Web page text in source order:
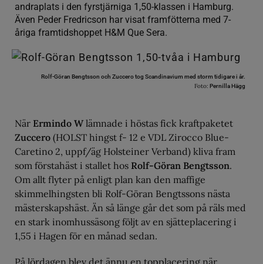
andraplats i den fyrstjärniga 1,50-klassen i Hamburg.
Även Peder Fredricson har visat framfötterna med 7-
åriga framtidshoppet H&M Que Sera.
Rolf-Göran Bengtsson och Zuccero tog Scandinavium med storm tidigare i år.
Foto: Pernilla Hägg
När Ermindo W lämnade i höstas fick kraftpaketet
Zuccero (HOLST hingst f- 12 e VDL Zirocco Blue-
Caretino 2, uppf/äg Holsteiner Verband) kliva fram
som förstahäst i stallet hos Rolf-Göran Bengtsson.
Om allt flyter på enligt plan kan den maffige
skimmelhingsten bli Rolf-Göran Bengtssons nästa
mästerskapshäst. Än så länge går det som på räls med
en stark inomhussäsong följt av en sjätteplacering i
1,55 i Hagen för en månad sedan.
På lördagen blev det ännu en topplacering när